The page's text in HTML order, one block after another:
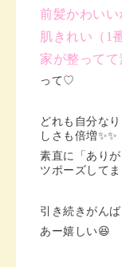
前髪かわいい
肌きれい（1
家が整ってて
って♡
どれも自分な
しさも倍増✨✨
素直に「あり
ツポーズしてま
引き続きがん
あー嬉しい😆